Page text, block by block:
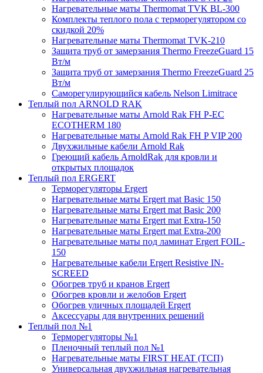
Нагревательные маты Thermomat TVK BL-300
Комплекты теплого пола с терморегулятором со
скидкой 20%
Нагревательные маты Thermomat TVK-210
Защита труб от замерзания Thermo FreezeGuard 15
Вт/м
Защита труб от замерзания Thermo FreezeGuard 25
Вт/м
Саморегулирующийся кабель Nelson Limitrace
Теплый пол ARNOLD RAK
Нагревательные маты Arnold Rak FH P-EC
ECOTHERM 180
Нагревательные маты Arnold Rak FH P VIP 200
Двухжильные кабели Arnold Rak
Греющий кабель ArnoldRak для кровли и
открытых площадок
Теплый пол ERGERT
Терморегуляторы Ergert
Нагревательные маты Ergert mat Basic 150
Нагревательные маты Ergert mat Basic 200
Нагревательные маты Ergert mat Extra-150
Нагревательные маты Ergert mat Extra-200
Нагревательные маты под ламинат Ergert FOIL-
150
Нагревательные кабели Ergert Resistive IN-
SCREED
Обогрев труб и кранов Ergert
Обогрев кровли и желобов Ergert
Обогрев уличных площадей Ergert
Аксессуары для внутренних решений
Теплый пол №1
Терморегуляторы №1
Пленочный теплый пол №1
Нагревательные маты FIRST HEAT (ТСП)
Универсальная двухжильная нагревательная